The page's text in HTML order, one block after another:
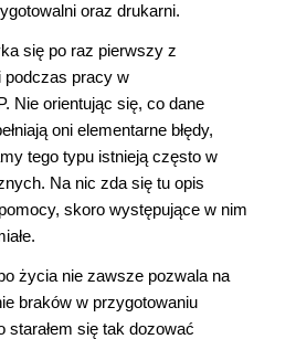
oraz drukarni.
się po raz pierwszy z
podczas pracy w
Nie orientując się, co dane
oni elementarne błędy,
tego typu istnieją często w
Na nic zda się tu opis
skoro występujące w nim
życia nie zawsze pozwala na
braków w przygotowaniu
starałem się tak dozować